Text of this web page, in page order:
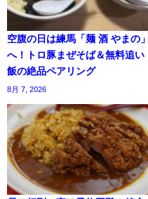
空腹の日は練馬「麺 酒 やまの」
へ！トロ豚まぜそば＆無料追い
飯の絶品ペアリング
8月 7, 2026